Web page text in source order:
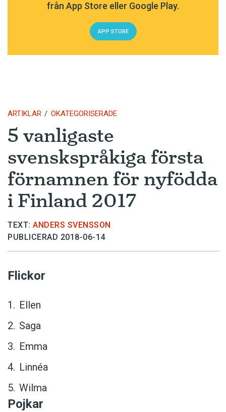
från App Store eller Google Play.
APP STORE
ARTIKLAR OKATEGORISERADE
5 vanligaste
svenskspråkiga första
förnamnen för nyfödda
i Finland 2017
TEXT: ANDERS SVENSSON
PUBLICERAD 2018-06-14
Flickor
Ellen
Saga
Emma
Linnéa
Wilma
Pojkar